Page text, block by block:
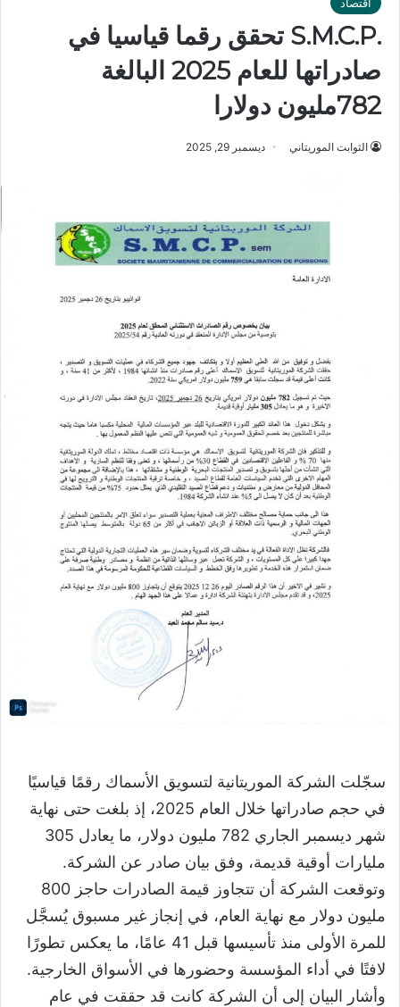
.S.M.C.P تحقق رقما قياسيا في
صادراتها للعام 2025 البالغة
782مليون دولارا
الثوابت الموريتاني ديسمبر 29, 2025
سجّلت الشركة الموريتانية لتسويق الأسماك رقمًا قياسيًا
في حجم صادراتها خلال العام 2025، إذ بلغت حتى نهاية
شهر ديسمبر الجاري 782 مليون دولار، ما يعادل 305
مليارات أوقية قديمة، وفق بيان صادر عن الشركة.
وتوقعت الشركة أن تتجاوز قيمة الصادرات حاجز 800
مليون دولار مع نهاية العام، في إنجاز غير مسبوق يُسجَّل
للمرة الأولى منذ تأسيسها قبل 41 عامًا، ما يعكس تطورًا
لافتًا في أداء المؤسسة وحضورها في الأسواق الخارجية.
وأشار البيان إلى أن الشركة كانت قد حققت في عام